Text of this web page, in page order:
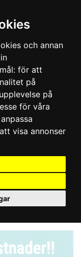
och annan
för att
på
på
för våra
visa annonser